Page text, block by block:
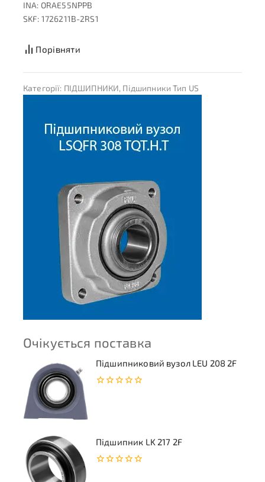
Очікується поставка
Підшипниковий вузол LEU 208 2F
Підшипник LK 217 2F
INA: ORAE55NPPB
SKF: 1726211B-2RS1
Порівняти
Категорії: ПІДШИПНИКИ, Підшипники Тип US